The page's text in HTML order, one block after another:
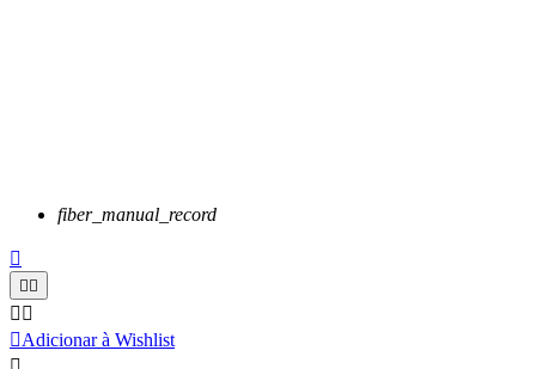
fiber_manual_record

 
 
Adicionar à Wishlist